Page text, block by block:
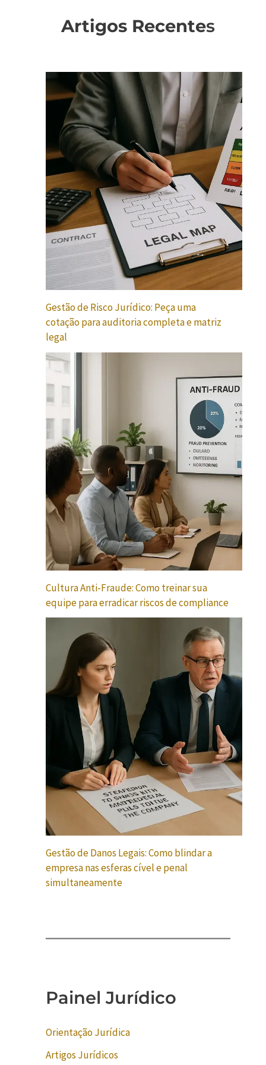
Artigos Recentes
Gestão de Risco Jurídico: Peça uma
cotação para auditoria completa e matriz
legal
Cultura Anti-Fraude: Como treinar sua
equipe para erradicar riscos de compliance
Gestão de Danos Legais: Como blindar a
empresa nas esferas cível e penal
simultaneamente
Painel Jurídico
Orientação Jurídica
Artigos Jurídicos